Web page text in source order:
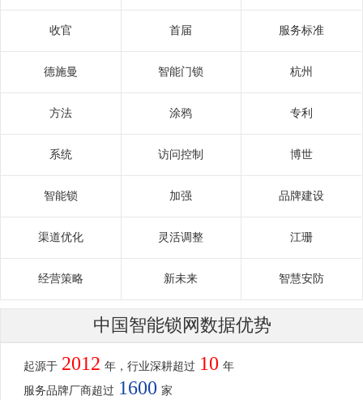
收官 首届 服务标准
德施曼 智能门锁 杭州
方法 涂鸦 专利
系统 访问控制 博世
智能锁 加强 品牌建设
渠道优化 灵活调整 江珊
经营策略 新未来 智慧安防
中国智能锁网数据优势
起源于 2012 年，行业深耕超过 10 年
服务品牌厂商超过 1600 家